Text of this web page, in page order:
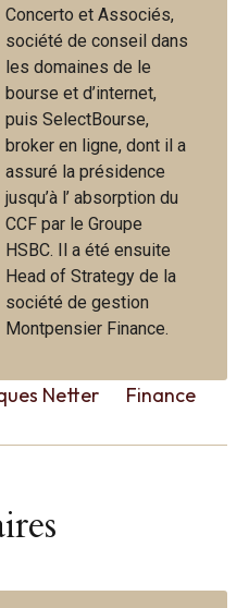
Concerto et Associés,
société de conseil dans
les domaines de le
bourse et d’internet,
puis SelectBourse,
broker en ligne, dont il a
assuré la présidence
jusqu’à l’ absorption du
CCF par le Groupe
HSBC. Il a été ensuite
Head of Strategy de la
société de gestion
Montpensier Finance.
Netter
Finance